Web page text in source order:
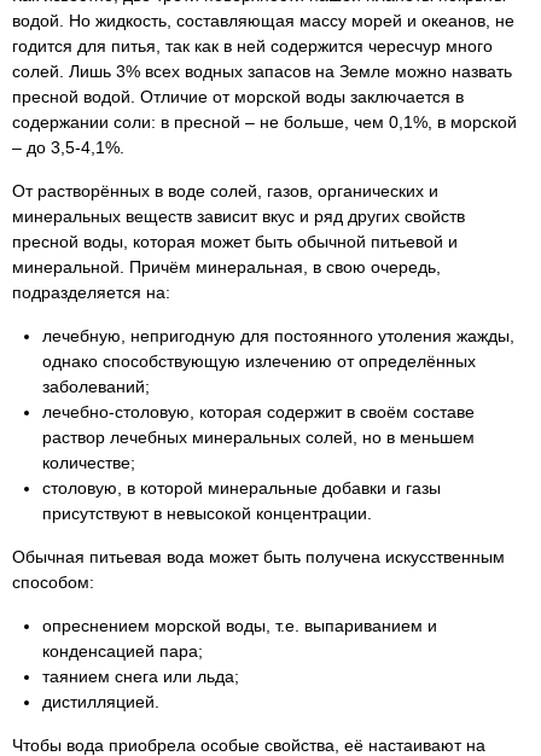
водой. Но жидкость, составляющая массу морей и океанов, не
годится для питья, так как в ней содержится чересчур много
солей. Лишь 3% всех водных запасов на Земле можно назвать
пресной водой. Отличие от морской воды заключается в
содержании соли: в пресной – не больше, чем 0,1%, в морской
– до 3,5-4,1%.
От растворённых в воде солей, газов, органических и
минеральных веществ зависит вкус и ряд других свойств
пресной воды, которая может быть обычной питьевой и
минеральной. Причём минеральная, в свою очередь,
подразделяется на:
лечебную, непригодную для постоянного утоления жажды,
однако способствующую излечению от определённых
заболеваний;
лечебно-столовую, которая содержит в своём составе
раствор лечебных минеральных солей, но в меньшем
количестве;
столовую, в которой минеральные добавки и газы
присутствуют в невысокой концентрации.
Обычная питьевая вода может быть получена искусственным
способом:
опреснением морской воды, т.е. выпариванием и
конденсацией пара;
таянием снега или льда;
дистилляцией.
Чтобы вода приобрела особые свойства, её настаивают на